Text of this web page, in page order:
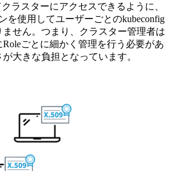
ラスターにアクセスできるように、
を使用してユーザーごとのkubeconfig
せん。つまり、クラスター管理者は
ごとに細かく管理を行う必要があ
大きな負担となっています。